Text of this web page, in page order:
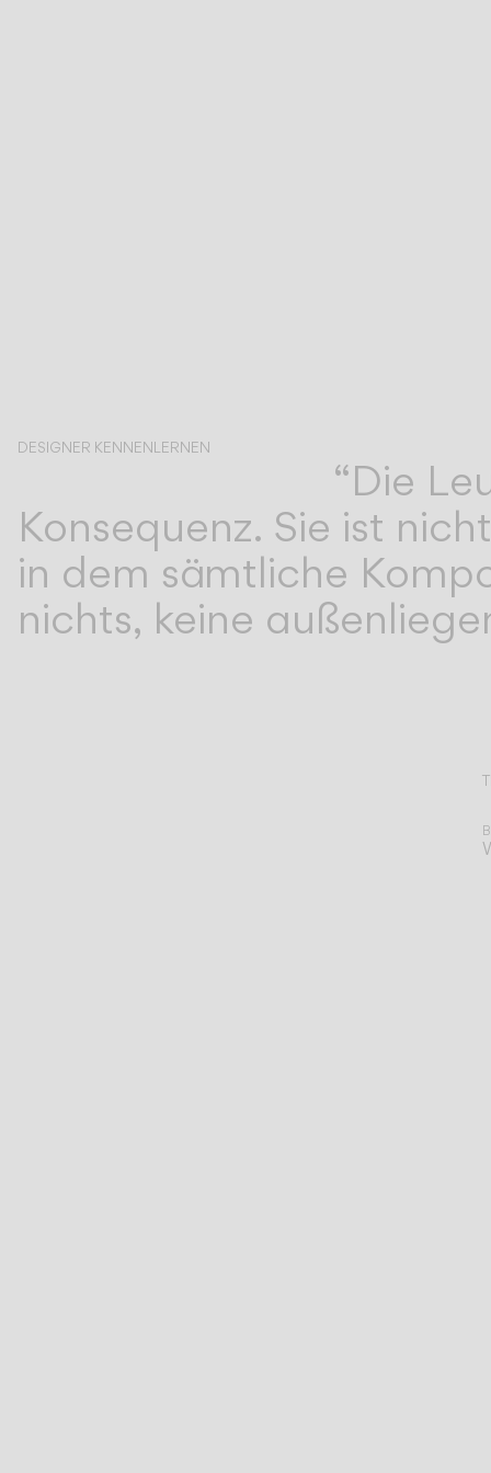
DESIGNER KENNENLERNEN
“Die
Konsequenz. Sie ist
in dem sämtliche
nichts, keine